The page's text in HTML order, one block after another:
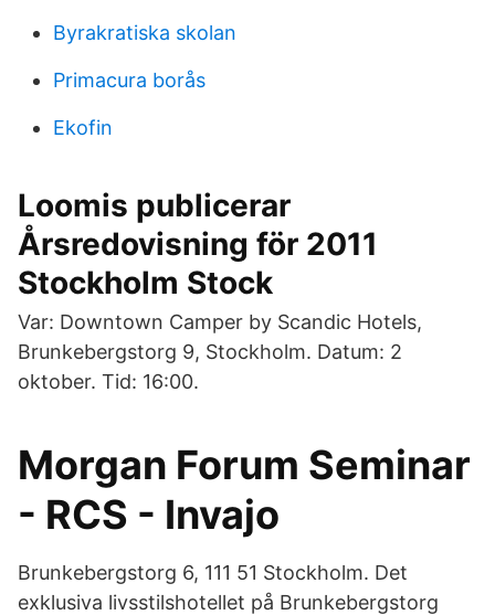
Byrakratiska skolan
Primacura borås
Ekofin
Loomis publicerar
Årsredovisning för 2011
Stockholm Stock
Var: Downtown Camper by Scandic Hotels,
Brunkebergstorg 9, Stockholm. Datum: 2
oktober. Tid: 16:00.
Morgan Forum Seminar
- RCS - Invajo
Brunkebergstorg 6, 111 51 Stockholm. Det
exklusiva livsstilshotellet på Brunkebergstorg